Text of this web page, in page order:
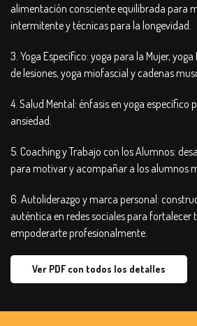
alimentación consciente equilibrada para
intermitente y técnicas para la longevidad.
3. Yoga Específico: yoga para la Mujer,
de lesiones, yoga miofascial y cadenas
4. Salud Mental: énfasis en yoga específico
ansiedad.
5. Coaching y Trabajo con los Alumnos:
para motivar y acompañar a los alumnos
6. Autoliderazgo y marca personal:
auténtica en redes sociales para fortalecer
empoderarte profesionalmente.
Ver PDF con todos los detalles